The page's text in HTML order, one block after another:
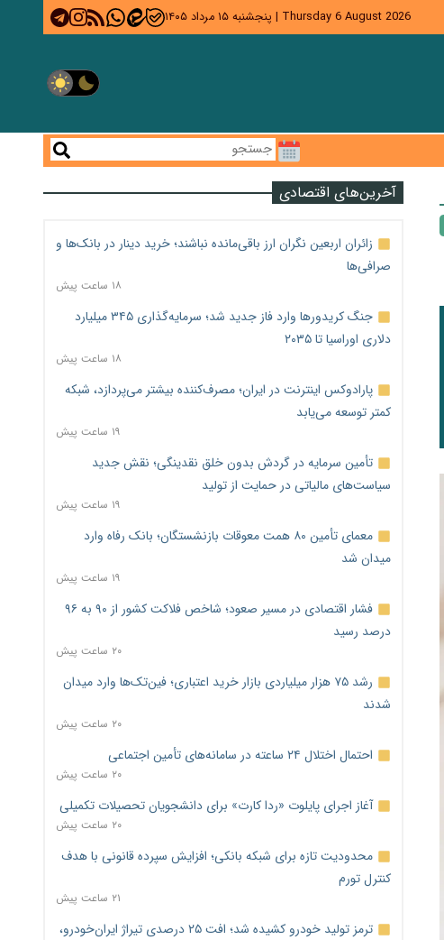
Thursday 6 August 2026
| پنجشنبه ۱۵ مرداد ۱۴۰۵
آخرین‌های اقتصادی
زائران اربعین نگران ارز باقی‌مانده نباشند؛ خرید دینار در بانک‌ها و
صرافی‌ها
۱۸ ساعت پیش
جنگ کریدورها وارد فاز جدید شد؛ سرمایه‌گذاری ۳۴۵ میلیارد
دلاری اوراسیا تا ۲۰۳۵
۱۸ ساعت پیش
پارادوکس اینترنت در ایران؛ مصرف‌کننده بیشتر می‌پردازد، شبکه
کمتر توسعه می‌یابد
۱۹ ساعت پیش
تأمین سرمایه در گردش بدون خلق نقدینگی؛ نقش جدید
سیاست‌های مالیاتی در حمایت از تولید
۱۹ ساعت پیش
معمای تأمین ۸۰ همت معوقات بازنشستگان؛ بانک رفاه وارد
میدان شد
۱۹ ساعت پیش
فشار اقتصادی در مسیر صعود؛ شاخص فلاکت کشور از ۹۰ به ۹۶
درصد رسید
۲۰ ساعت پیش
رشد ۷۵ هزار میلیاردی بازار خرید اعتباری؛ فین‌تک‌ها وارد میدان
شدند
۲۰ ساعت پیش
احتمال اختلال ۲۴ ساعته در سامانه‌های تأمین اجتماعی
۲۰ ساعت پیش
آغاز اجرای پایلوت «ردا کارت» برای دانشجویان تحصیلات تکمیلی
۲۰ ساعت پیش
محدودیت تازه برای شبکه بانکی؛ افزایش سپرده قانونی با هدف
کنترل تورم
۲۱ ساعت پیش
ترمز تولید خودرو کشیده شد؛ افت ۲۵ درصدی تیراژ ایران‌خودرو،